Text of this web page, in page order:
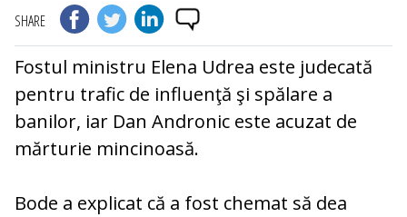
SHARE
Fostul ministru Elena Udrea este judecată
pentru trafic de influenţă şi spălare a
banilor, iar Dan Andronic este acuzat de
mărturie mincinoasă.
Bode a explicat că a fost chemat să dea